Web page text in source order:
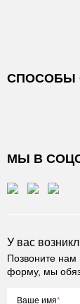
СПОСОБЫ
МЫ В
У вас
Позвоните
форму, мы
Ваше имя